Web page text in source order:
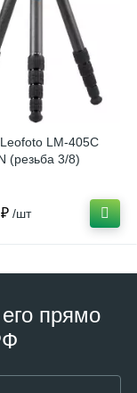
LM-405C
(резьба 3/8)
/шт
прямо